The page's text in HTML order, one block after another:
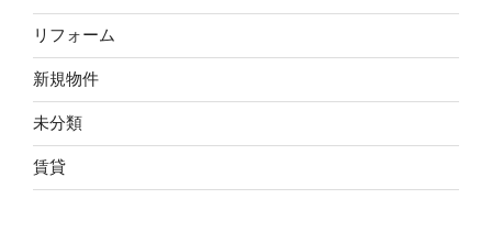
リフォーム
新規物件
未分類
賃貸